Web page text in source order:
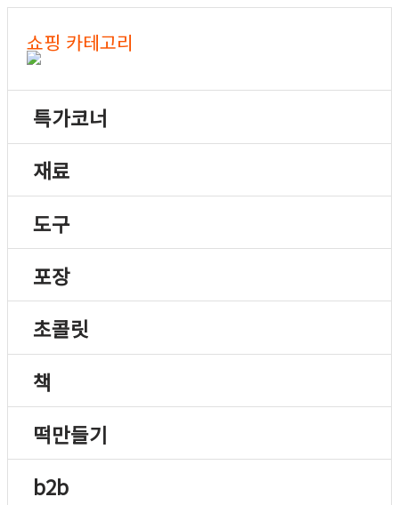
쇼핑 카테고리
특가코너
재료
도구
포장
초콜릿
책
떡만들기
b2b